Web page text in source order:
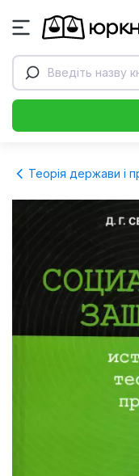
Введіть назву
Теорія держави і